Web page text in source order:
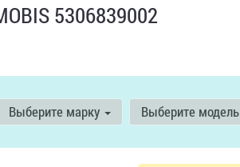
5306839002
Выберите марку Выберите модель